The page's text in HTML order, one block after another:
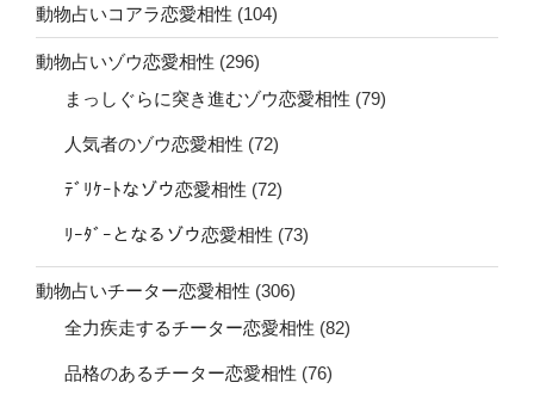
動物占いコアラ恋愛相性 (104)
動物占いゾウ恋愛相性 (296)
まっしぐらに突き進むゾウ恋愛相性 (79)
人気者のゾウ恋愛相性 (72)
ﾃﾞﾘｹｰﾄなゾウ恋愛相性 (72)
ﾘｰﾀﾞｰとなるゾウ恋愛相性 (73)
動物占いチーター恋愛相性 (306)
全力疾走するチーター恋愛相性 (82)
品格のあるチーター恋愛相性 (76)